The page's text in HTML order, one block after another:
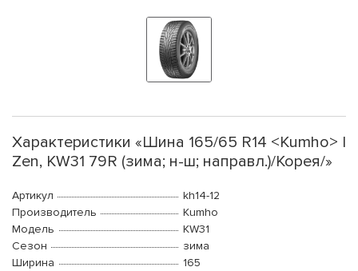
Характеристики «Шина 165/65 R14 <Kumho> I
Zen, KW31 79R (зима; н-ш; направл.)/Корея/»
Артикул
kh14-12
Производитель
Kumho
Модель
KW31
Сезон
зима
Ширина
165